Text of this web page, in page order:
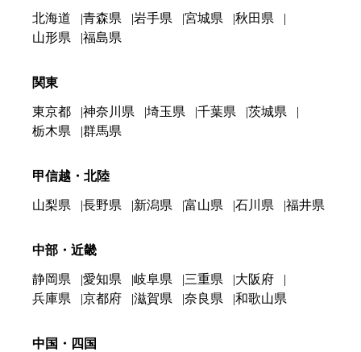
北海道 青森県 岩手県 宮城県
秋田県
山形県
福島県
関東
東京都 神奈川県 埼玉県 千葉県
茨城県
栃木県
群馬県
甲信越・北陸
山梨県 長野県 新潟県 富山県 石川県 福井県
中部・近畿
静岡県 愛知県 岐阜県 三重県
大阪府
兵庫県
京都府 滋賀県 奈良県 和歌山県
中国・四国